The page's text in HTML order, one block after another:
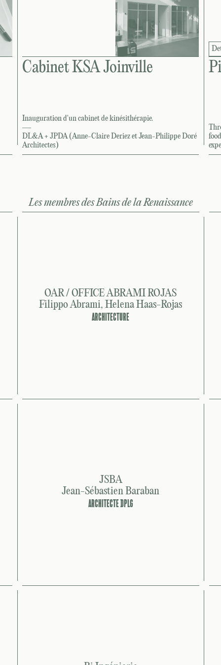
Cabinet KSA Joinville
Inauguration d'un cabinet de kinésithérapie.
—
DL&A + JPDA (Anne-Claire Deriez et Jean-Philippe Doré
Architectes)
Les membres des Bains de la Renaissance
OAR / OFFICE ABRAMI ROJAS
Filippo Abrami, Helena Haas-Rojas
ARCHITECTURE
JSBA
Jean-Sébastien Baraban
ARCHITECTE DPLG